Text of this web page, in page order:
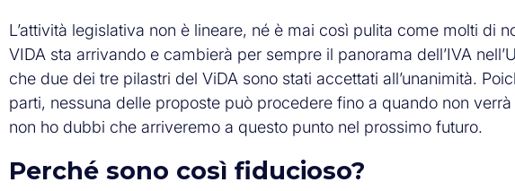
L’attività legislativa non è lineare, né è mai così pulita come molti di
VIDA sta arrivando e cambierà per sempre il panorama dell’IVA
che due dei tre pilastri del ViDA sono stati accettati all’unanimità.
parti, nessuna delle proposte può procedere fino a quando non
non ho dubbi che arriveremo a questo punto nel prossimo futuro.
Perché sono così fiducioso?